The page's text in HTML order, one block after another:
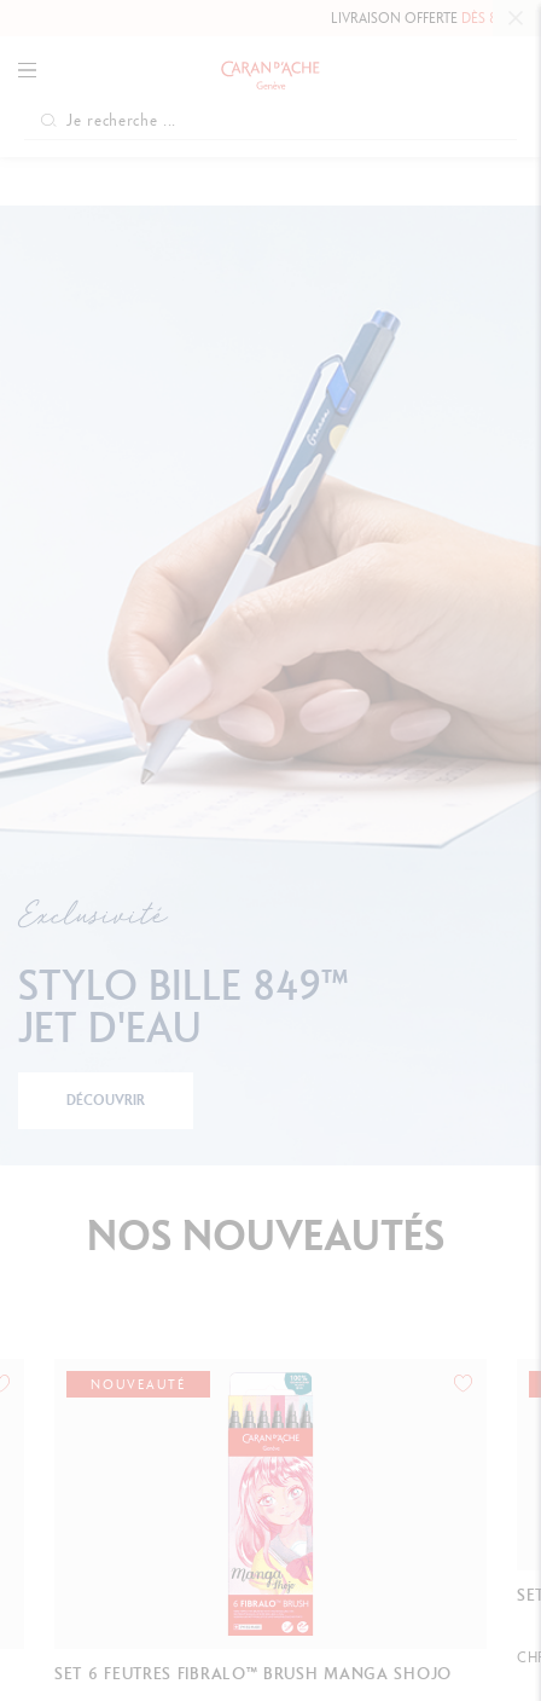
DÈS 80 CHF.
Exclusivité
STYLO BILLE 849™
JET D'EAU
DÉCOUVRIR
NOS NOUVEAUTÉS
NOUVEAUTÉ
SET 6 FEUTRES FIBRALO™ BRUSH MARINE